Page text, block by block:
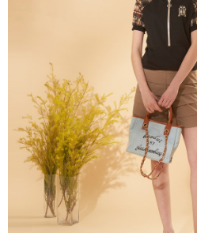
恩沛科技股份有限公司將有權停止該用戶